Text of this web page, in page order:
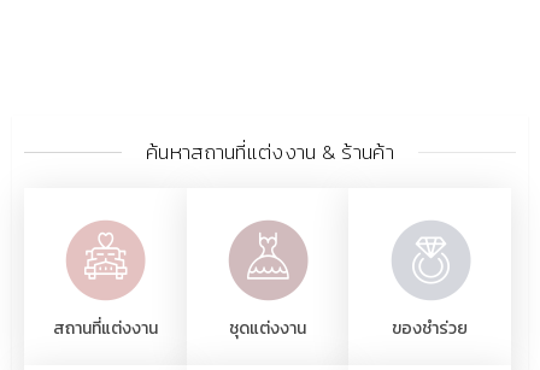
ค้นหาสถานที่แต่งงาน & ร้านค้า
สถานที่แต่งงาน ชุดแต่งงาน ของชำร่วย